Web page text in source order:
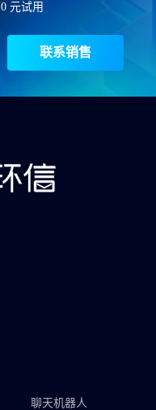
0 元试用
联系销售
聊天机器人